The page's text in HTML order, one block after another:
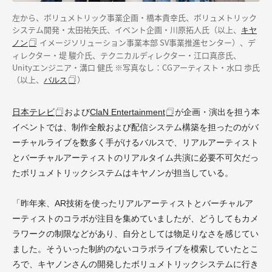
左から、ボリュメトリック事業企画・橋本貴幸氏、ボリュメトリック
システム開発・太田祐矢氏、イベント企画・川原拓人氏（以上、
キヤ
ノン
イメージソリューション事業本部 SV事業推進センター）、デ
ィレクター・堤 駿介氏、テクニカルディレクター・江口真彦氏、
Unityエンジニア・溝口 健氏 ※写真なし：CGアーティスト・水口 歩氏
（以上、 バルス ）
日本テレビ およびClaN Entertainment
が企画・演出を担う本
イベントでは、制作全般および配信システム構築を担ったのがバ
ーチャルライブを数多く手がけるバルスで、リアルアーティスト
とバーチャルアーティストのリアルタイム共演に必要不可欠だっ
たボリュメトリックシステムはキヤノンが担当している。
「昨年来、AR技術を使ったリアルアーティストとバーチャルア
ーティストのコラボが注目を集めていましたが、どうしてもカメ
ラワークの制限などがあり、自分としては物足りなさを感じてい
ました。そういった制約のないコラボライブを模索していたとこ
ろで、キヤノンさんの開発したボリュメトリックシステムに行き